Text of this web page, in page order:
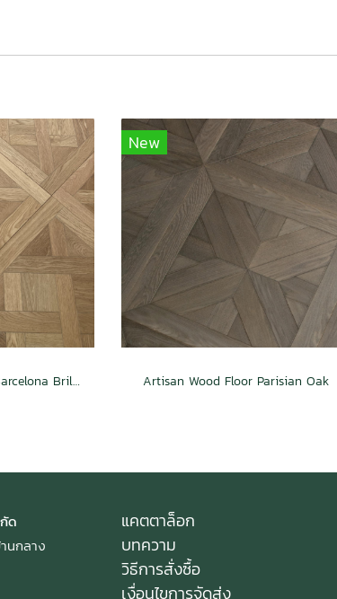
Artisan Wood Floor Barcelona Brilliance
New
Artisan Wood Floor Parisian Oak
ด
นกลาง
แคตตาล็อก
บทความ
วิธีการสั่งซื้อ
เงื่อนไขการจัดส่ง